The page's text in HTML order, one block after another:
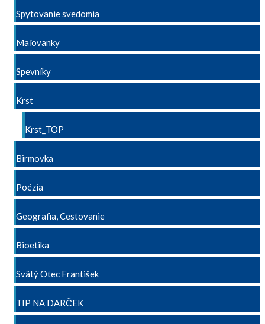
Spytovanie svedomia
Maľovanky
Spevníky
Krst
Krst_TOP
Birmovka
Poézia
Geografia, Cestovanie
Bioetika
Svätý Otec František
TIP NA DARČEK